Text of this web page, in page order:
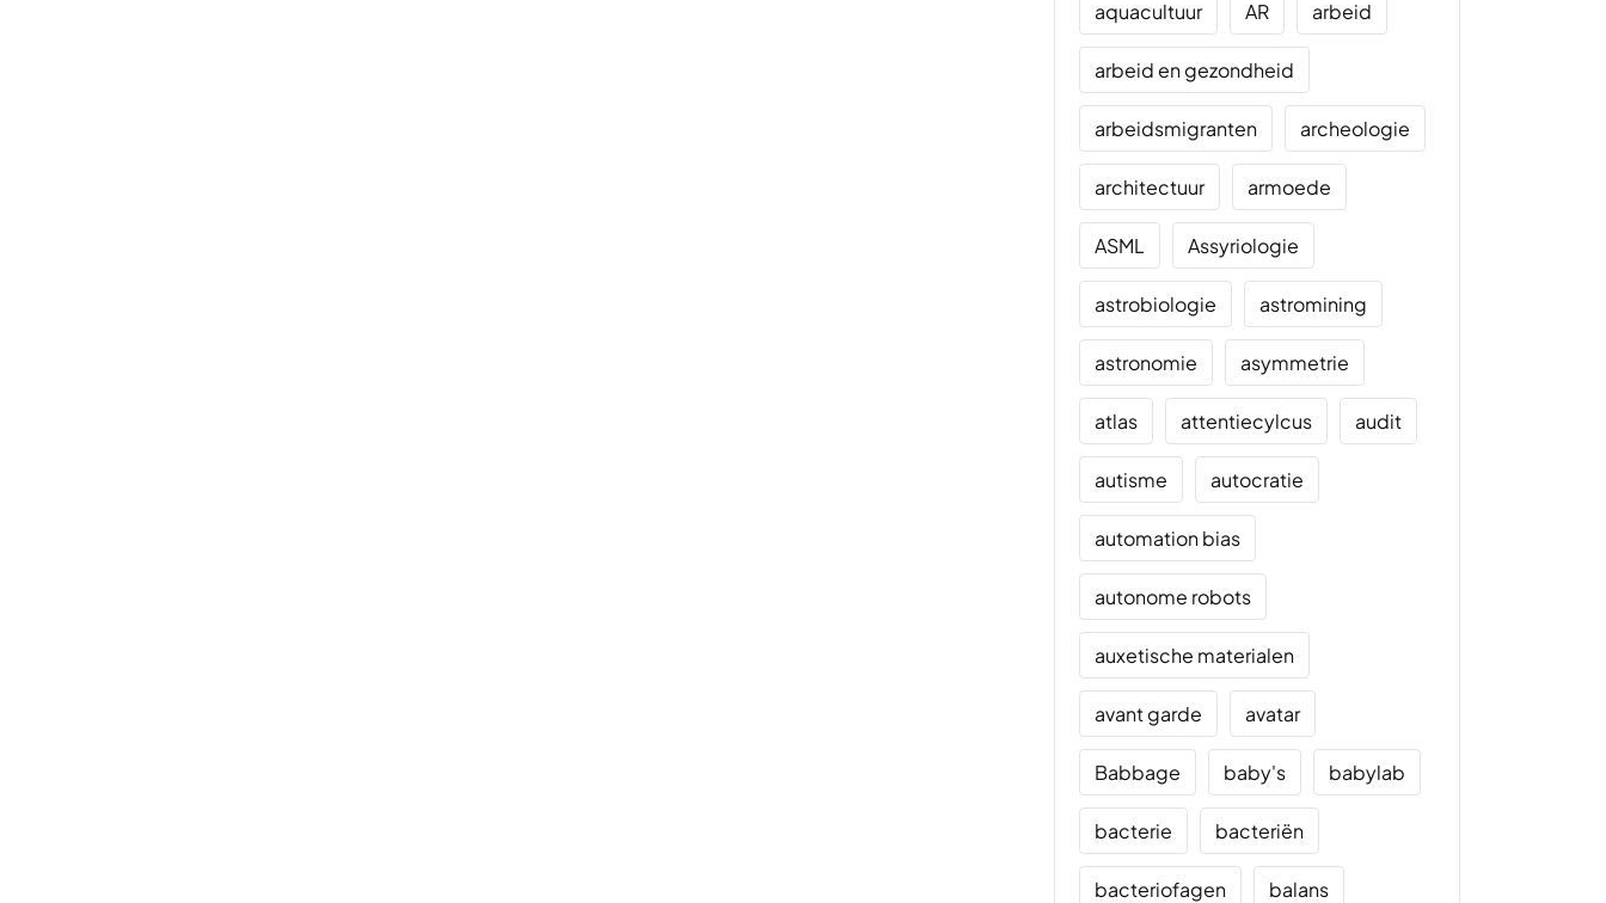
aquacultuur AR arbeid
arbeid en gezondheid
arbeidsmigranten archeologie
architectuur armoede
ASML Assyriologie
astrobiologie astromining
astronomie asymmetrie
atlas attentiecylcus audit
autisme autocratie
automation bias
autonome robots
auxetische materialen
avant garde avatar
Babbage baby's babylab
bacterie bacteriën
bacteriofagen balans